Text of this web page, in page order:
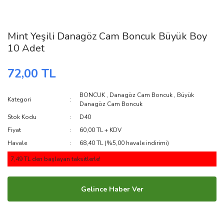
Mint Yeşili Danagöz Cam Boncuk Büyük Boy
10 Adet
72,00 TL
Kategori
BONCUK , Danagöz Cam Boncuk , Büyük
Danagöz Cam Boncuk
Stok Kodu
D40
Fiyat
60,00 TL + KDV
Havale
68,40 TL (%5,00 havale indirimi)
7,49 TL den başlayan taksitlerle!
Gelince Haber Ver